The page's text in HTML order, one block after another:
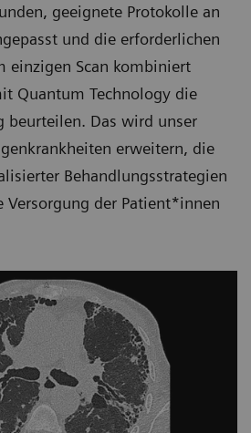
geeignete Protokolle an
und die erforderlichen
einzigen Scan kombiniert
Quantum Technology die
beurteilen. Das wird unser
erweitern, die
Behandlungsstrategien
Versorgung der Patient*innen